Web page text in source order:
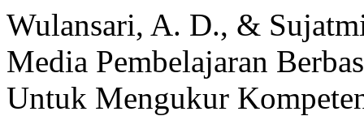
Wulansari, A. D., &
Media Pembelajaran
Untuk Mengukur